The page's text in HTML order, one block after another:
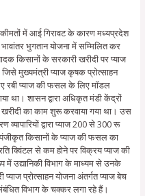
में आई गिरावट के कारण मध्यप्रदेश
भुगतान योजना में सम्मिलित कर
किसानों के सरकारी खरीदी पर प्याज
जिसे मुख्यमंत्री प्याज कृषक प्रोत्साहन
रबी प्याज की फसल के लिए मॉडल
था। शासन द्वारा अधिकृत मंडी केंद्रों
खरीदी का काम शुरू करवाया गया था। उस
द्वारा प्याज 200 से 300 रू
पंजीकृत किसानों के प्याज की फसल का
क्विंटल से कम होने पर विक्रय प्याज की
उद्यानिकी विभाग के माध्यम से उनके
प्रोत्साहन योजना अंतर्गत प्याज बेच
विभाग के चक्कर लगा रहे हैं।